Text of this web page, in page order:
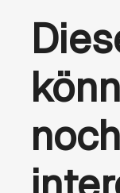
noch